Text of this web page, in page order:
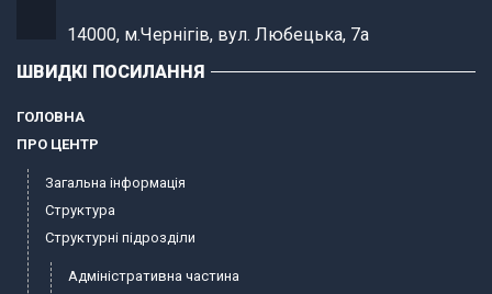
14000, м.Чернігів, вул. Любецька, 7а
ШВИДКІ ПОСИЛАННЯ
ГОЛОВНА
ПРО ЦЕНТР
Загальна інформація
Структура
Структурні підрозділи
Адміністративна частина